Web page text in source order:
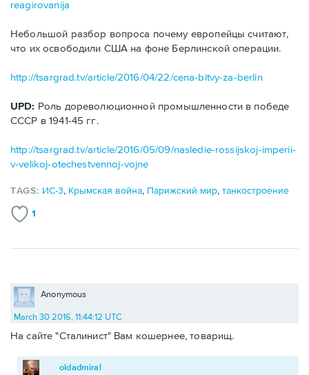
reagirovanija
Небольшой разбор вопроса почему европейцы считают,
что их освободили США на фоне Берлинской операции.
http://tsargrad.tv/article/2016/04/22/cena-bitvy-za-berlin
UPD: Роль дореволюционной промышленности в победе
СССР в 1941-45 гг.
http://tsargrad.tv/article/2016/05/09/nasledie-rossijskoj-imperii-
v-velikoj-otechestvennoj-vojne
TAGS: ИС-3, Крымская война, Парижский мир,танкостроение
1
Anonymous
March 30 2016, 11:44:12 UTC
На сайте "Сталинист" Вам кошернее, товарищ.
oldadmiral